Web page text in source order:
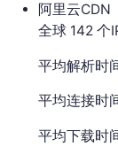
阿里云CDN
全球 142 个
平均解析时
平均连接时
平均下载时